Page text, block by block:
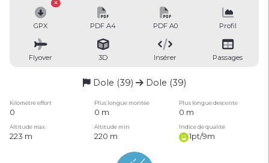
GPX PDF A4 PDF A0 Profil
Flyover 3D Insérer Passages
Dole (39) Dole (39)
Kilomètre effort Plus longue montée Plus longue descente
0 0 m 0 m
Altitude max Altitude min Indice de qualité
223 m 220 m 1pt/9m